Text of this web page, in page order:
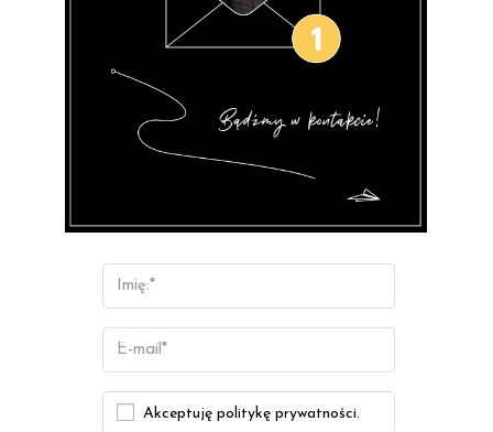
Akceptuję politykę prywatności.